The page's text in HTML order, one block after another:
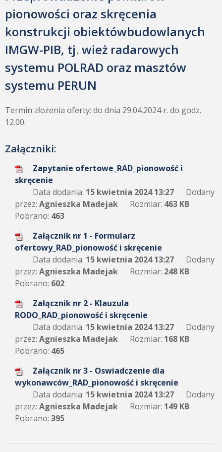
pionowości oraz skręcenia
konstrukcji obiektówbudowlanych
IMGW-PIB, tj. wież radarowych
systemu POLRAD oraz masztów
systemu PERUN
Termin złożenia oferty: do dnia 29.04.2024 r. do godz.
12.00.
Załączniki:
Zapytanie ofertowe_RAD_pionowość i
skręcenie
Data dodania: 15 kwietnia 2024 13:27
Dodany
przez: Agnieszka Madejak Rozmiar: 463 KB
Pobrano: 463
Załącznik nr 1 - Formularz
ofertowy_RAD_pionowość i skręcenie
Data dodania: 15 kwietnia 2024 13:27
Dodany
przez: Agnieszka Madejak Rozmiar: 248 KB
Pobrano: 602
Załącznik nr 2 - Klauzula
RODO_RAD_pionowość i skręcenie
Data dodania: 15 kwietnia 2024 13:27
Dodany
przez: Agnieszka Madejak Rozmiar: 168 KB
Pobrano: 465
Załącznik nr 3 - Oswiadczenie dla
wykonawców_RAD_pionowość i skręcenie
Data dodania: 15 kwietnia 2024 13:27
Dodany
przez: Agnieszka Madejak Rozmiar: 149 KB
Pobrano: 395